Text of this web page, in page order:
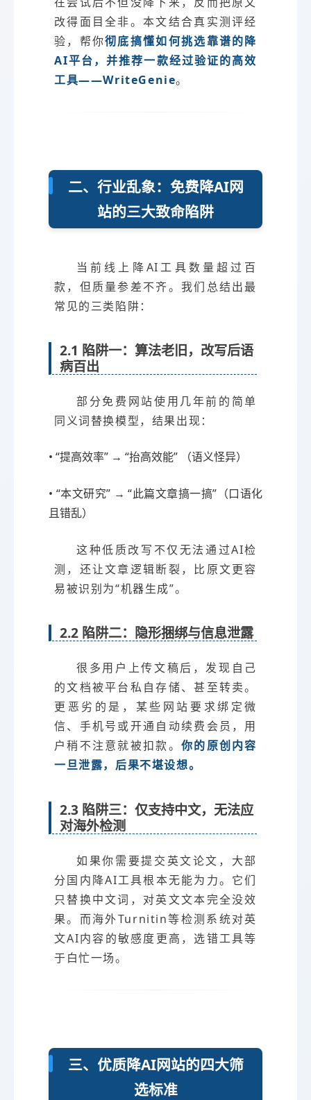
改得面目全非。本文结合真实测评经
验，帮你彻底搞懂如何挑选靠谱的降
AI平台，并推荐一款经过验证的高效
工具——WriteGenie。
二、行业乱象：免费降AI网
站的三大致命陷阱
当前线上降AI工具数量超过百
款，但质量参差不齐。我们总结出最
常见的三类陷阱：
2.1 陷阱一：算法老旧，改写后语
病百出
部分免费网站使用几年前的简单
同义词替换模型，结果出现：
• “提高效率” → “抬高效能” （语义怪异）
• “本文研究” → “此篇文章搞一搞”（口语化
且错乱）
这种低质改写不仅无法通过AI检
测，还让文章逻辑断裂，比原文更容
易被识别为“机器生成”。
2.2 陷阱二：隐形捆绑与信息泄露
很多用户上传文稿后，发现自己
的文档被平台私自存储、甚至转卖。
更恶劣的是，某些网站要求绑定微
信、手机号或开通自动续费会员，用
户稍不注意就被扣款。 你的原创内容
一旦泄露，后果不堪设想。
2.3 陷阱三：仅支持中文，无法应
对海外检测
如果你需要提交英文论文，大部
分国内降AI工具根本无能为力。它们
只替换中文词，对英文文本完全没效
果。而海外Turnitin等检测系统对英
文AI内容的敏感度更高，选错工具等
于白忙一场。
三、优质降AI网站的四大筛
选标准